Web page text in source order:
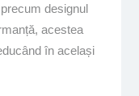
designul
acestea
în același